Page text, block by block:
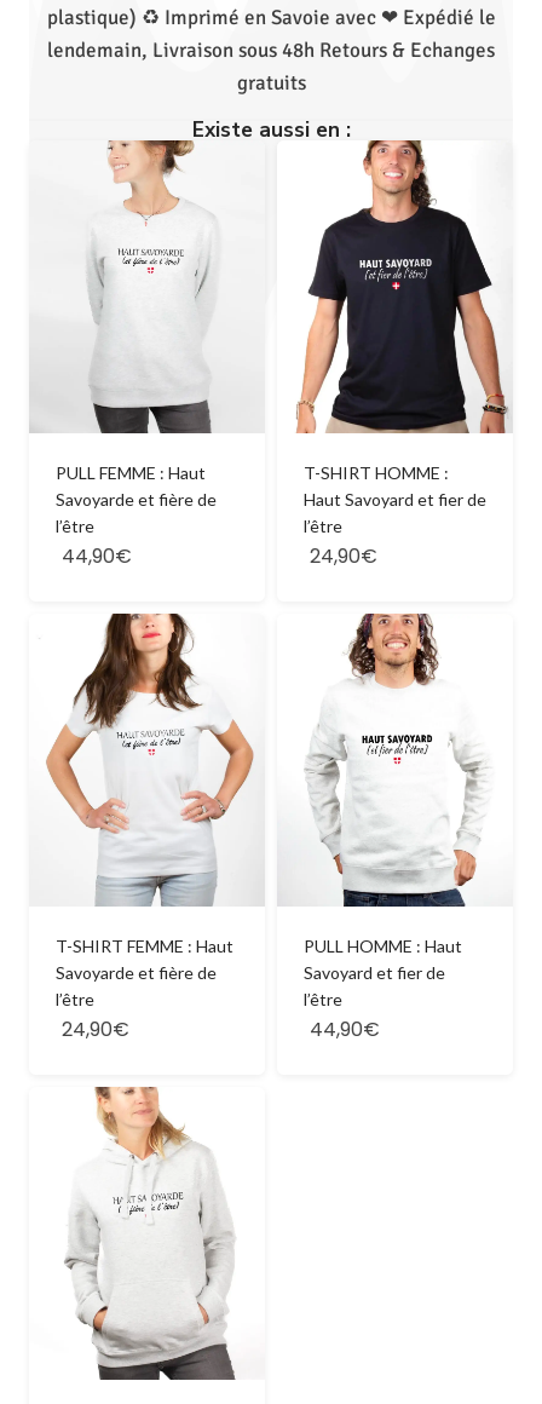
plastique) ♻ Imprimé en Savoie avec ❤ Expédié le
lendemain, Livraison sous 48h Retours & Echanges
gratuits
Existe aussi en :
PULL FEMME : Haut
Savoyarde et fière de
l’être
44,90€
T-SHIRT HOMME :
Haut Savoyard et fier de
l’être
24,90€
T-SHIRT FEMME : Haut
Savoyarde et fière de
l’être
24,90€
PULL HOMME : Haut
Savoyard et fier de
l’être
44,90€